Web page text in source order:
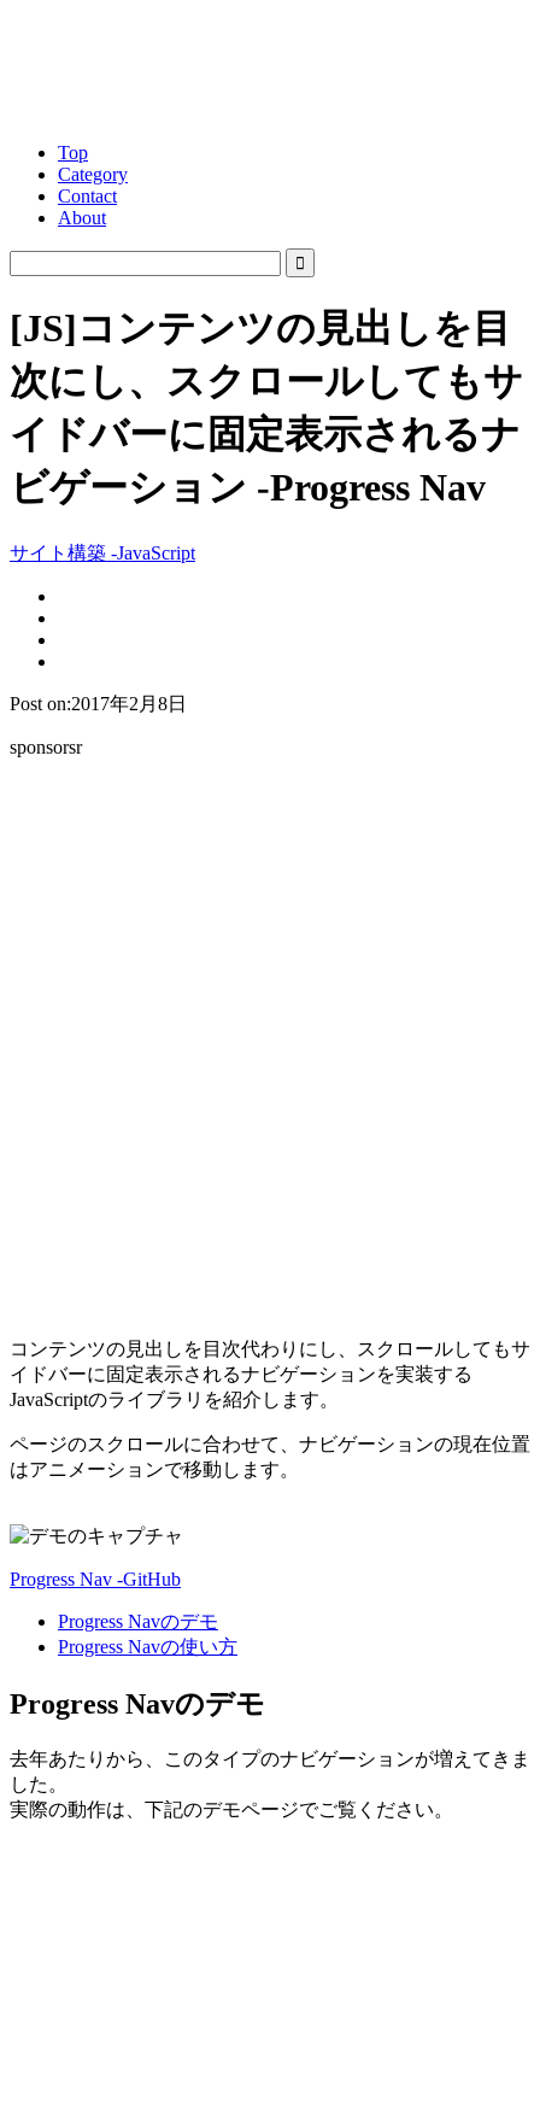
Top
Category
Contact
About
[JS]コンテンツの見出しを目
次にし、スクロールしてもサ
イドバーに固定表示されるナ
ビゲーション -Progress Nav
サイト構築 -JavaScript
Post on:2017年2月8日
sponsorsr
コンテンツの見出しを目次代わりにし、スクロールしてもサ
イドバーに固定表示されるナビゲーションを実装する
JavaScriptのライブラリを紹介します。
ページのスクロールに合わせて、ナビゲーションの現在位置
はアニメーションで移動します。
Progress Nav -GitHub
Progress Navのデモ
Progress Navの使い方
Progress Navのデモ
去年あたりから、このタイプのナビゲーションが増えてきま
した。
実際の動作は、下記のデモページでご覧ください。